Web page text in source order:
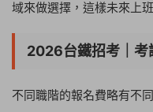
域來做選擇，這樣未來上
2026台鐵招考｜考
不同職階的報名費略有不